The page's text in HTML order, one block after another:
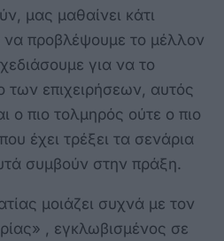
μας μαθαίνει κάτι
να προβλέψουμε το μέλλον
για να το
των επιχειρήσεων, αυτός
ο πιο τολμηρός ούτε ο πιο
έχει τρέξει τα σενάρια
συμβούν στην πράξη.
μοιάζει συχνά με τον
, εγκλωβισμένος σε